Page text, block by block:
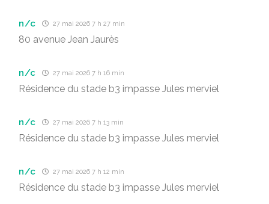
n/c 27 mai 2026 7 h 27 min
80 avenue Jean Jaurès
n/c 27 mai 2026 7 h 16 min
Résidence du stade b3 impasse Jules merviel
n/c 27 mai 2026 7 h 13 min
Résidence du stade b3 impasse Jules merviel
n/c 27 mai 2026 7 h 12 min
Résidence du stade b3 impasse Jules merviel